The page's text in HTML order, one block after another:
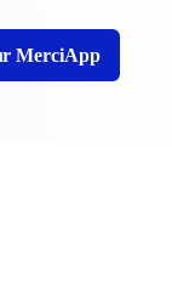
MerciApp